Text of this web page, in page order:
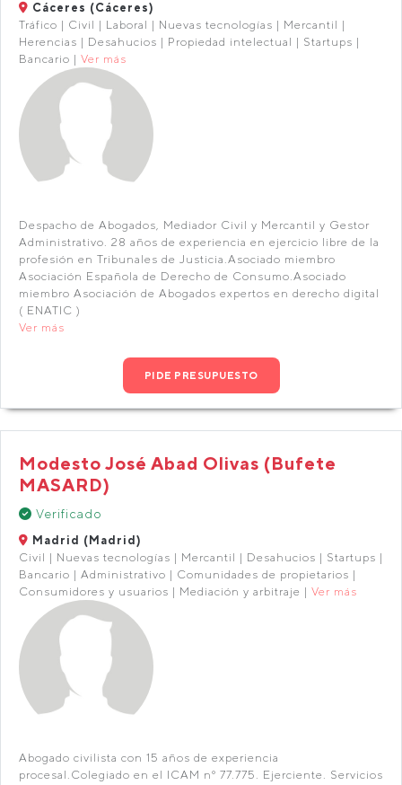
Cáceres (Cáceres)
Tráfico | Civil | Laboral | Nuevas tecnologías | Mercantil |
Herencias | Desahucios | Propiedad intelectual | Startups |
Bancario | Ver más
Despacho de Abogados, Mediador Civil y Mercantil y Gestor
Administrativo. 28 años de experiencia en ejercicio libre de la
profesión en Tribunales de Justicia.Asociado miembro
Asociación Española de Derecho de Consumo.Asociado
miembro Asociación de Abogados expertos en derecho digital
( ENATIC )
Ver más
PIDE PRESUPUESTO
Modesto José Abad Olivas (Bufete
MASARD)
Verificado
Madrid (Madrid)
Civil | Nuevas tecnologías | Mercantil | Desahucios | Startups |
Bancario | Administrativo | Comunidades de propietarios |
Consumidores y usuarios | Mediación y arbitraje | Ver más
Abogado civilista con 15 años de experiencia
procesal.Colegiado en el ICAM nº 77.775. Ejerciente. Servicios